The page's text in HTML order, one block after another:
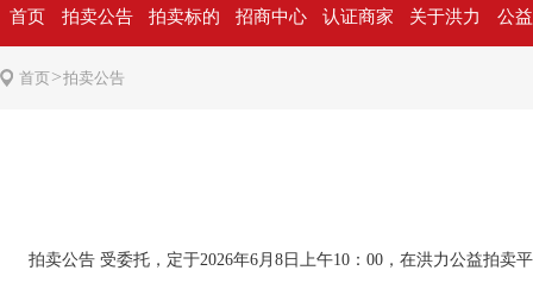
首页 拍卖公告 拍卖标的 招商中心 认证商家 关于洪力 公
首页>拍卖公告
拍卖公告 受委托，定于2026年6月8日上午10：00，在洪力公益拍卖